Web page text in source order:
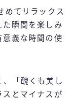
めてリラックス
た瞬間を楽しみ
意義な時間の使
、「醜くも美し
スとマイナスが